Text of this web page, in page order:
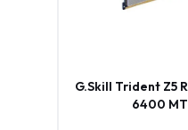
G.Skill Trident Z5
6400 MT